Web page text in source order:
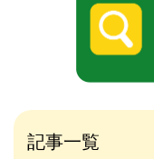
記事一覧